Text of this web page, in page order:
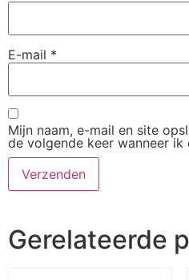
E-mail *
Mijn naam, e-mail en site
de volgende keer wanneer ik
Gerelateerde